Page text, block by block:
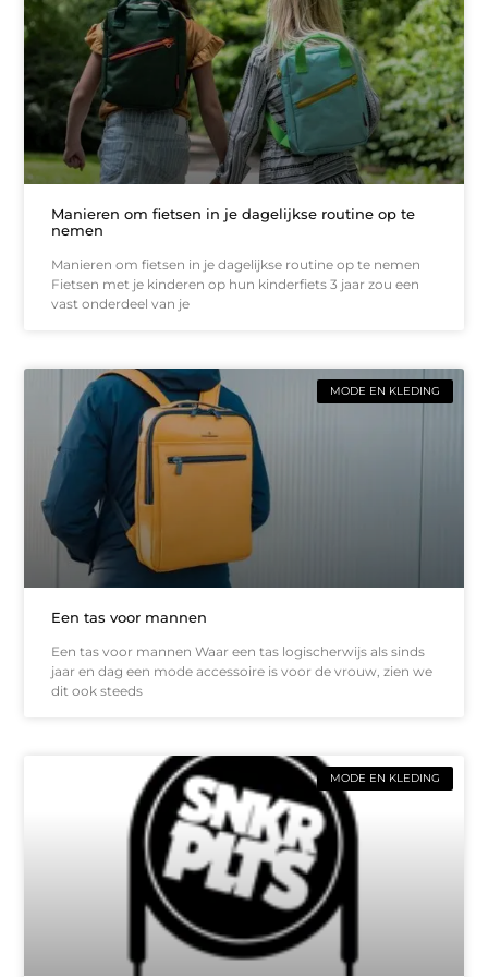
Manieren om fietsen in je dagelijkse routine op te
nemen
Manieren om fietsen in je dagelijkse routine op te nemen
Fietsen met je kinderen op hun kinderfiets 3 jaar zou een
vast onderdeel van je
MODE EN KLEDING
Een tas voor mannen
Een tas voor mannen Waar een tas logischerwijs als sinds
jaar en dag een mode accessoire is voor de vrouw, zien we
dit ook steeds
MODE EN KLEDING